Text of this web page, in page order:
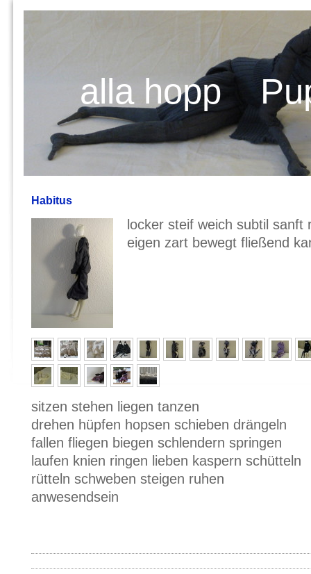
alla hopp
Habitus
locker steif weich subtil
eigen zart bewegt fließend
sitzen stehen liegen tanzen
drehen hüpfen hopsen schieben drängeln
fallen fliegen biegen schlendern springen
laufen knien ringen lieben kaspern schütteln
rütteln schweben steigen ruhen
anwesendsein